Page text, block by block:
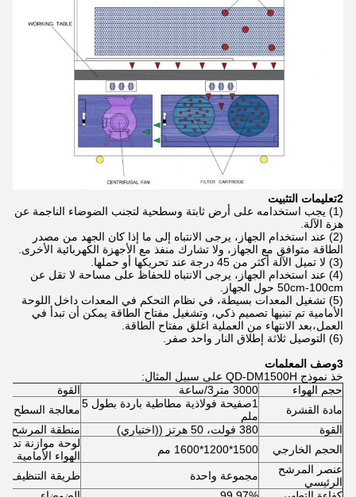
2تعليمات التثبيت
(1) يجب استخدامه على أرض ثابتة وسطحية لتجنب الضوضاء الناجمة عن
هزة الآلة.
(2) عند استخدام الجهاز، يرجى الانتباه إلى ما إذا كان الجهد من مصدر
الطاقة متوافق مع الجهاز، ولا تشارك منفذ مع الأجهزة الكهربائية الأخرى.
(3) لا تميل الآلة أكثر من 45 درجة عند تحريكها أو حملها.
(4) عند استخدام الجهاز، يرجى الانتباه للحفاظ على مساحة لا تقل عن
50cm-100cm حول الجهاز.
(5) تشغيل المعدات بسيطة، في نظام التحكم في المعدات داخل اللوحة
الأمامية تم تبنيها تصميم ذكي، وتشغيل مفتاح الطاقة يمكن أن تبدأ في
العمل،بعد الانتهاء من العملية اغلق مفتاح الطاقة.
(6) التوصيل ثلاثة إطلاق النار واحد صفر.
3وصف المعلمات
خذ نموذج QD-DM1500H على سبيل المثال:
حجم الهواء
3000 متر3/ساعة
القوة
مادة القشرة
1صفيحة فولاذية مطاطية باردة بطول 5
ملم
معالجة السطح
القوة
380 فولت، 50 هرتز ((اختياري)
منطقة المرشح
الحجم الخارجي
1500*1200*1600 مم
لوحة موازنة
الهواء الأمامية
عنصر المرشح
الرئيسي
مجموعة واحدة
طريقة التنظيف